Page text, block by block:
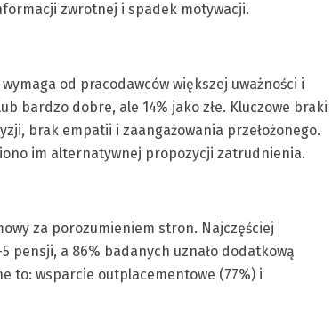
zwrotnej i spadek motywacji.
od pracodawców większej uważności i
bardzo dobre, ale 14% jako złe. Kluczowe braki
brak empatii i zaangażowania przełożonego.
im alternatywnej propozycji zatrudnienia.
za porozumieniem stron. Najczęściej
pensji, a 86% badanych uznało dodatkową
to: wsparcie outplacementowe (77%) i